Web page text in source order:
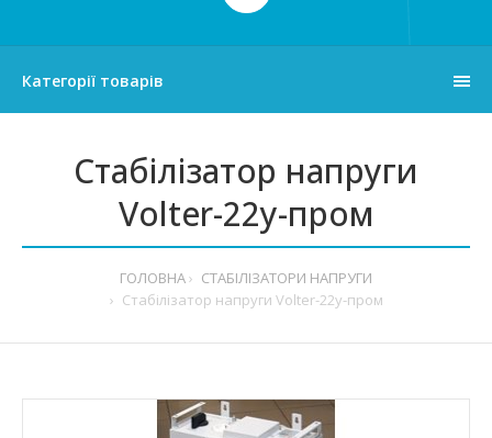
Категорії товарів
Стабілізатор напруги
Volter-22у-пром
ГОЛОВНА
СТАБІЛІЗАТОРИ НАПРУГИ
Стабілізатор напруги Volter-22у-пром